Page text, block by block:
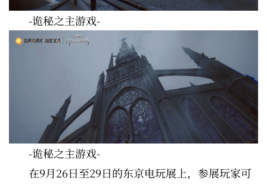
-诡秘之主游戏-
-诡秘之主游戏-
在9月26日至29日的东京电玩展上，参展玩家可